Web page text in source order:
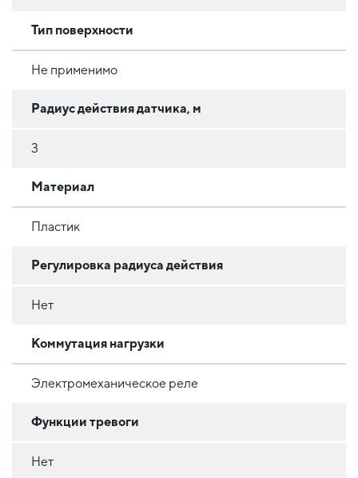
Тип поверхности
Не применимо
Радиус действия датчика, м
3
Материал
Пластик
Регулировка радиуса действия
Нет
Коммутация нагрузки
Электромеханическое реле
Функции тревоги
Нет